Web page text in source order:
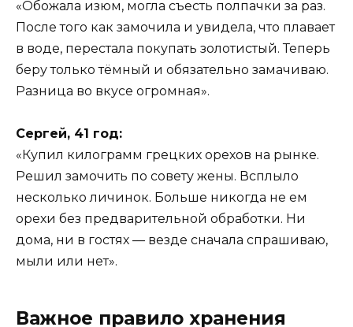
«Обожала изюм, могла съесть полпачки за раз.
После того как замочила и увидела, что плавает
в воде, перестала покупать золотистый. Теперь
беру только тёмный и обязательно замачиваю.
Разница во вкусе огромная».
Сергей, 41 год:
«Купил килограмм грецких орехов на рынке.
Решил замочить по совету жены. Всплыло
несколько личинок. Больше никогда не ем
орехи без предварительной обработки. Ни
дома, ни в гостях — везде сначала спрашиваю,
мыли или нет».
Важное правило хранения